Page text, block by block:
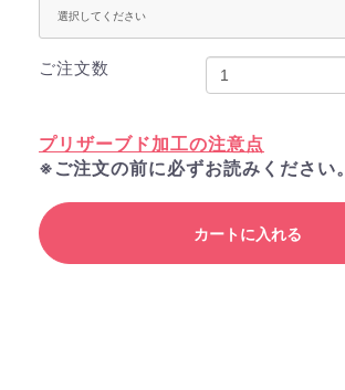
ご注文数
プリザーブド加工の注意点
※ご注文の前に必ずお読みください。
カートに入れる